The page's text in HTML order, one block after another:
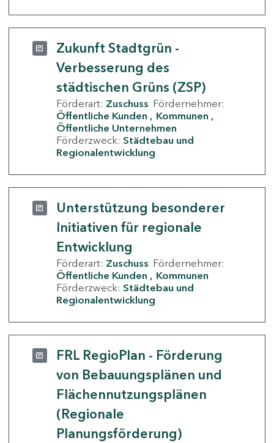
Zukunft Stadtgrün -
Verbesserung des
städtischen Grüns (ZSP)
Förderart: Zuschuss Fördernehmer:
Öffentliche Kunden
Kommunen
Öffentliche Unternehmen
Förderzweck: Städtebau und
Regionalentwicklung
Unterstützung besonderer
Initiativen für regionale
Entwicklung
Förderart: Zuschuss Fördernehmer:
Öffentliche Kunden
Kommunen
Förderzweck: Städtebau und
Regionalentwicklung
FRL RegioPlan - Förderung
von Bebauungsplänen und
Flächennutzungsplänen
(Regionale
Planungsförderung)